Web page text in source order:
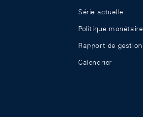
Série actuelle
Politique monétaire
Rapport de gestion
Calendrier